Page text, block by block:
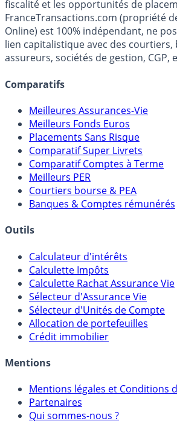
fiscalité et les opportunités de
FranceTransactions.com (propriété
Online) est 100% indépendant, ne
lien capitalistique avec des courtiers,
assureurs, sociétés de gestion, CGP,
Comparatifs
Meilleures Assurances-Vie
Meilleurs Fonds Euros
Placements Sans Risque
Comparatif Super Livrets
Comparatif Comptes à Terme
Meilleurs PER
Courtiers bourse & PEA
Banques & Comptes rémunérés
Outils
Calculateur d'intérêts
Calculette Impôts
Calculette Rachat Assurance Vie
Sélecteur d'Assurance Vie
Sélecteur d'Unités de Compte
Allocation de portefeuilles
Crédit immobilier
Mentions
Mentions légales et Conditions
Partenaires
Qui sommes-nous ?